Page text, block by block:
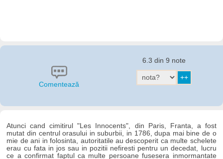
Comentează
6.3 din 9 note
Atunci cand cimitirul "Les Innocents", din Paris, Franta, a fost
mutat din centrul orasului in suburbii, in 1786, dupa mai bine de o
mie de ani in folosinta, autoritatile au descoperit ca multe schelete
erau cu fata in jos sau in pozitii nefiresti pentru un decedat, lucru
ce a confirmat faptul ca multe persoane fusesera inmormantate